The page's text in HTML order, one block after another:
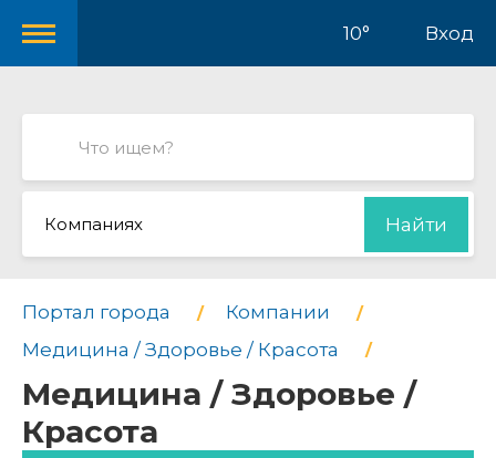
10° Вход
Компаниях Найти
Портал города
Компании
Медицина / Здоровье / Красота
Медицина / Здоровье /
Красота